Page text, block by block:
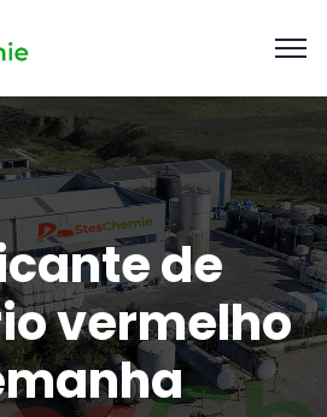
de
vermelho